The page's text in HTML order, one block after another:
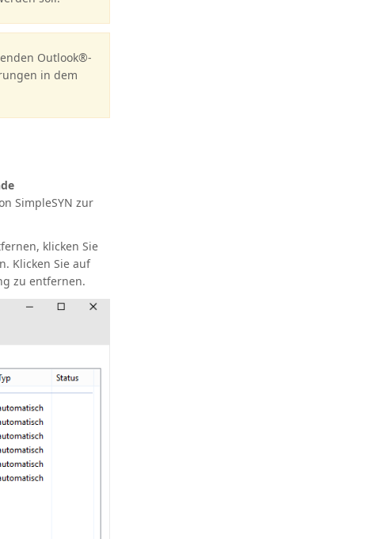
Outlook®-
in dem
SimpleSYN zur
klicken Sie
Klicken Sie auf
zu entfernen.